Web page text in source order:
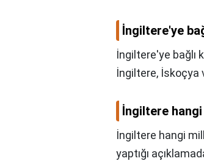
İngiltere'ye
İngiltere'ye bağlı
İngiltere, İskoçya
İngiltere
İngiltere hangi
yaptığı